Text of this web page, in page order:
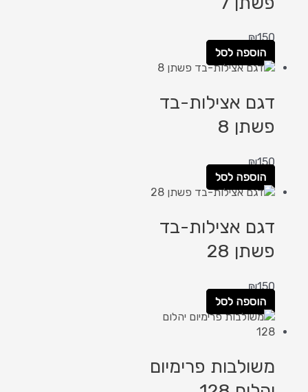
הוספה לסל
דגם אצילות-בד
פשתן 8
הוספה לסל
דגם אצילות-בד
פשתן 28
הוספה לסל
משולבות פרימיום